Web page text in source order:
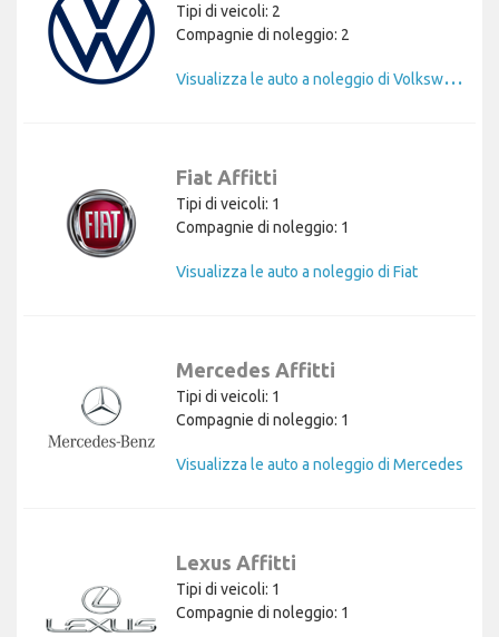
Tipi di veicoli: 2
Compagnie di noleggio: 2
V
isualizza le auto a noleggio di Volkswagen
Fiat Affitti
Tipi di veicoli: 1
Compagnie di noleggio: 1
Visualizza le auto a noleggio di Fiat
Mercedes Affitti
Tipi di veicoli: 1
Compagnie di noleggio: 1
Visualizza le auto a noleggio di Mercedes
Lexus Affitti
Tipi di veicoli: 1
Compagnie di noleggio: 1